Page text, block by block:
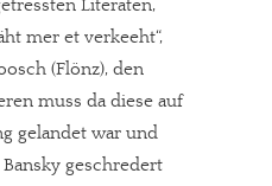
Literaten,
mer et verkeeht“,
(Flönz), den
muss da diese auf
gelandet war und
geschredert